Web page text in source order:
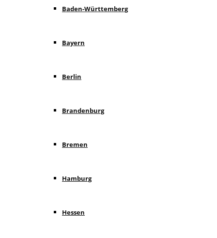
Baden-Württemberg
Bayern
Berlin
Brandenburg
Bremen
Hamburg
Hessen